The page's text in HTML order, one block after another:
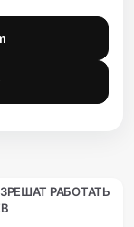
РАБОТАТЬ